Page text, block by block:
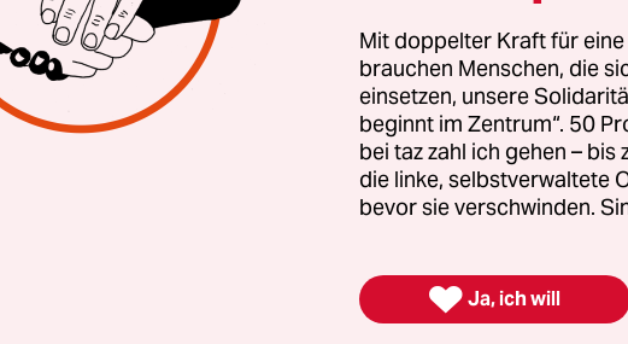
Schlafhormons Melatonin verzögert.
Kürzlich veröffentlichte
Ergebnisse eines
Experiments
zeigten etwa, dass Menschen im
einschlafen, wenn sie abends ihre Smartphones,
entweder gar nicht benutzen oder dabei eine Brille
Mit doppelter Kraft für
brauchen Menschen, die
einsetzen, unsere
beginnt im Zentrum“. 50
bei taz zahl ich gehen –
die linke, selbstverwaltete
bevor sie verschwinden.
 Ja, ich will